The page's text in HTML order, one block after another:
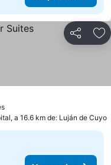
Compartir
a 16.6 km de: Luján de Cuyo